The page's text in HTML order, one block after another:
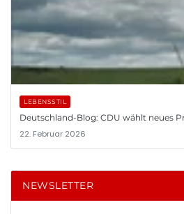
LEBENSSTIL
Deutschland-Blog: CDU wählt neues
22. Februar 2026
NEWSLETTER